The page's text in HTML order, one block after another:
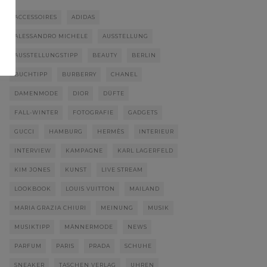
ACCESSOIRES ADIDAS
ALESSANDRO MICHELE AUSSTELLUNG
AUSSTELLUNGSTIPP BEAUTY BERLIN
BUCHTIPP BURBERRY CHANEL
DAMENMODE DIOR DÜFTE
FALL-WINTER FOTOGRAFIE GADGETS
GUCCI HAMBURG HERMÈS INTERIEUR
INTERVIEW KAMPAGNE KARL LAGERFELD
KIM JONES KUNST LIVE STREAM
LOOKBOOK LOUIS VUITTON MAILAND
MARIA GRAZIA CHIURI MEINUNG MUSIK
MUSIKTIPP MÄNNERMODE NEWS
PARFUM PARIS PRADA SCHUHE
SNEAKER TASCHEN VERLAG UHREN